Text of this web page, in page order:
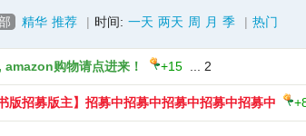
精华 推荐 | 时间: 一天 两天 周 月 季 | 热门
amazon购物请点进来！ +15 2
书版招募版主】招募中招募中招募中招募中招募中